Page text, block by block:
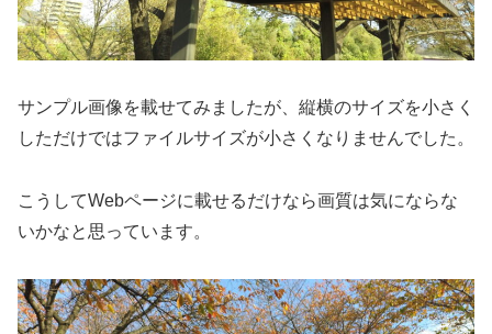
サンプル画像を載せてみましたが、縦横のサイズを小さく
しただけではファイルサイズが小さくなりませんでした。
こうしてWebページに載せるだけなら画質は気にならな
いかなと思っています。